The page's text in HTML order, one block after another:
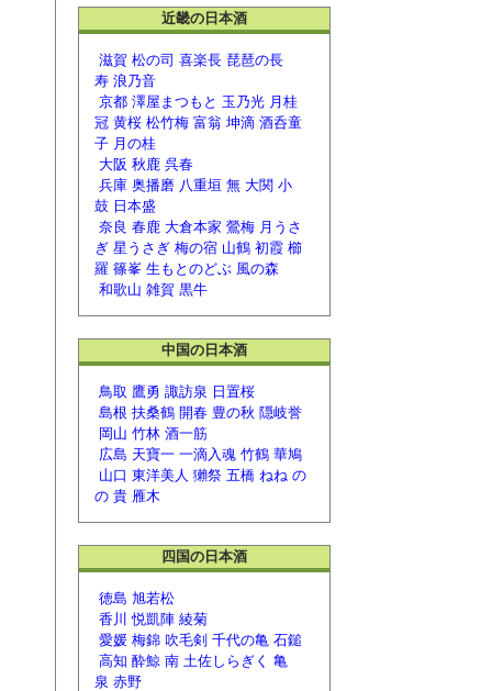
近畿の日本酒
滋賀 松の司 喜楽長 琵琶の長
寿 浪乃音
京都 澤屋まつもと 玉乃光 月桂
冠 黄桜 松竹梅 富翁 坤滴 酒呑童
子 月の桂
大阪 秋鹿 呉春
兵庫 奥播磨 八重垣 無 大関 小
鼓 日本盛
奈良 春鹿 大倉本家 鶯梅 月うさ
ぎ 星うさぎ 梅の宿 山鶴 初霞 櫛
羅 篠峯 生もとのどぶ 風の森
和歌山 雑賀 黒牛
中国の日本酒
鳥取 鷹勇 諏訪泉 日置桜
島根 扶桑鶴 開春 豊の秋 隠岐誉
岡山 竹林 酒一筋
広島 天寶一 一滴入魂 竹鶴 華鳩
山口 東洋美人 獺祭 五橋 ねね の
の 貴 雁木
四国の日本酒
徳島 旭若松
香川 悦凱陣 綾菊
愛媛 梅錦 吹毛剣 千代の亀 石鎚
高知 酔鯨 南 土佐しらぎく 亀
泉 赤野